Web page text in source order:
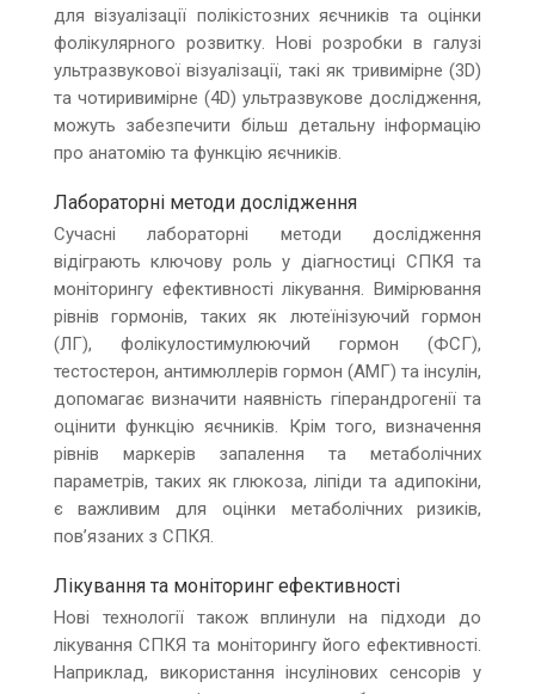
для візуалізації полікістозних яєчників та оцінки
фолікулярного розвитку. Нові розробки в галузі
ультразвукової візуалізації, такі як тривимірне (3D)
та чотиривимірне (4D) ультразвукове дослідження,
можуть забезпечити більш детальну інформацію
про анатомію та функцію яєчників.
Лабораторні методи дослідження
Сучасні лабораторні методи дослідження
відіграють ключову роль у діагностиці СПКЯ та
моніторингу ефективності лікування. Вимірювання
рівнів гормонів, таких як лютеїнізуючий гормон
(ЛГ), фолікулостимулюючий гормон (ФСГ),
тестостерон, антимюллерів гормон (АМГ) та інсулін,
допомагає визначити наявність гіперандрогенії та
оцінити функцію яєчників. Крім того, визначення
рівнів маркерів запалення та метаболічних
параметрів, таких як глюкоза, ліпіди та адипокіни,
є важливим для оцінки метаболічних ризиків,
пов’язаних з СПКЯ.
Лікування та моніторинг ефективності
Нові технології також вплинули на підходи до
лікування СПКЯ та моніторингу його ефективності.
Наприклад, використання інсулінових сенсорів у